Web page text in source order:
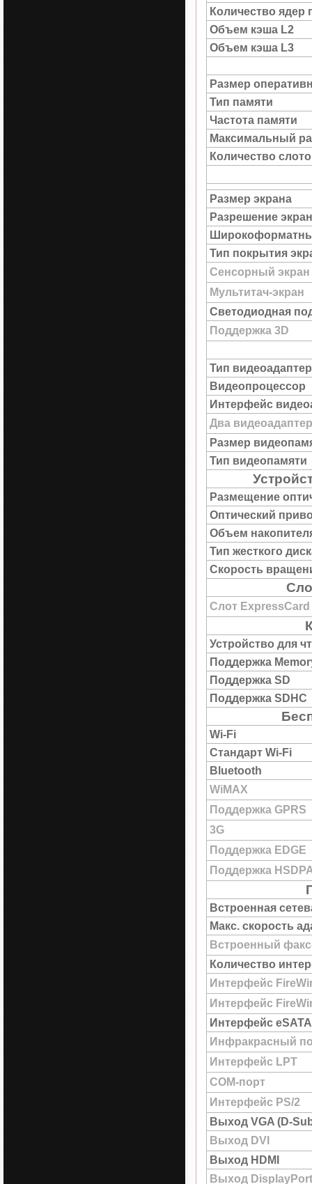
Количество ядер
Объем кэша L2
Объем кэша L3
Размер
Тип памяти
Частота памяти
Максимальный
Количество
Размер экрана
Разрешение
Тип покрытия
Сенсорный экран
Мультитач-экран
Светодиодная
Поддержка 3D
Тип
Видеопроцессор
Интерфейс
Два
Размер
Тип видеопамяти
Размещение
Оптический
Объем
Тип жесткого
Скорость
Слот ExpressCard
Устройство для
Поддержка
Поддержка SD
Поддержка SDHC
Wi-Fi
Стандарт Wi-Fi
Bluetooth
WiMAX
Поддержка GPRS
3G
Поддержка EDGE
Поддержка
Встроенная
Макс. скорость
Встроенный
Количество
Интерфейс
Интерфейс
Интерфейс eSATA
Инфракрасный
Интерфейс LPT
COM-порт
Интерфейс PS/2
Выход VGA (D-
Выход DVI
Выход HDMI
Выход DisplayPort